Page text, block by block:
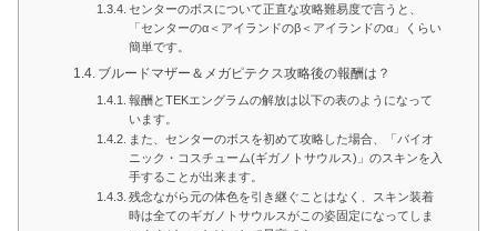
センターのボスについて正直な攻略難易度で言うと、
「センターのα＜アイランドのβ＜アイランドのα」くらい
簡単です。
ブルードマザー＆メガピテクス攻略後の報酬は？
報酬とTEKエングラムの解放は以下の表のようになって
います。
また、センターのボスを初めて攻略した場合、「バイオ
ニック・コスチューム(ギガノトサウルス)」のスキンを入
手することが出来ます。
残念ながら元の体色を引き継ぐことはなく、スキン装着
時は全てのギガノトサウルスがこの姿固定になってしま